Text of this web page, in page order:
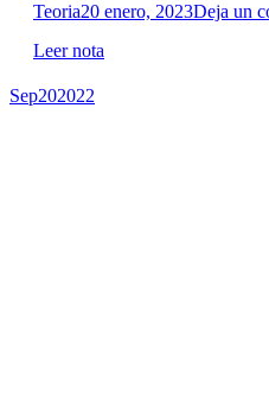
Teoria20 enero, 2023Deja un
Leer nota
Sep202022